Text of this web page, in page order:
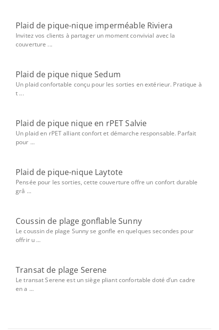
Plaid de pique-nique imperméable Riviera
Invitez vos clients à partager un moment convivial avec la
couverture ...
Plaid de pique nique Sedum
Un plaid confortable conçu pour les sorties en extérieur. Pratique à
t ...
Plaid de pique nique en rPET Salvie
Un plaid en rPET alliant confort et démarche responsable. Parfait
pour ...
Plaid de pique-nique Laytote
Pensée pour les sorties, cette couverture offre un confort durable
grâ ...
Coussin de plage gonflable Sunny
Le coussin de plage Sunny se gonfle en quelques secondes pour
offrir u ...
Transat de plage Serene
Le transat Serene est un siège pliant confortable doté d’un cadre
en a ...